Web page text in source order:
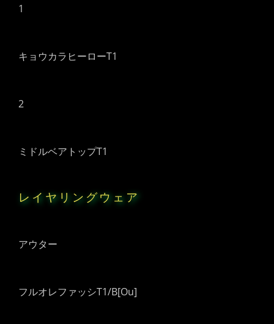
1
キョウカラヒーローT1
2
ミドルベアトップT1
レイヤリングウェア
アウター
フルオレファッシT1/B[Ou]